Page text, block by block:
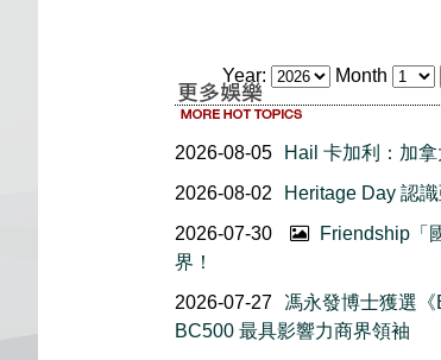
Year: Month
2026-08-05
Hail 卡加利：加
2026-08-02
Heritage Day 認
2026-07-30
Friendship「
界！
2026-07-27
馮永發博士獲選
BC500 最具影響力商界領袖